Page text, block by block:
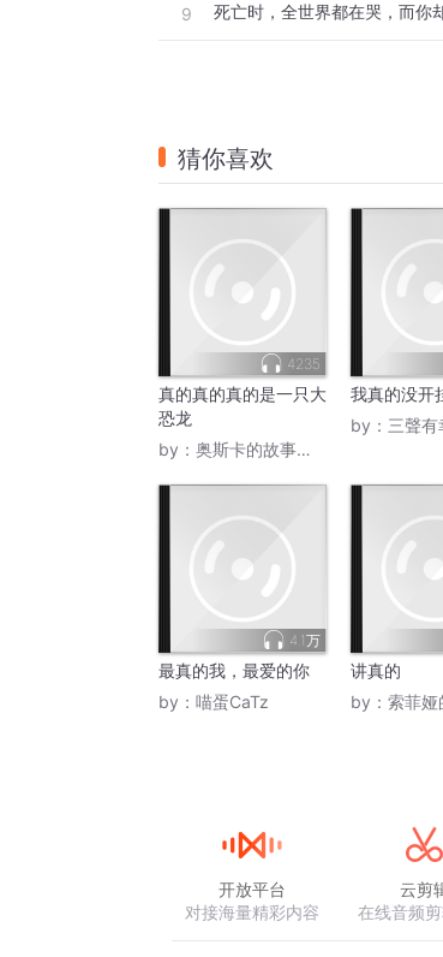
一切生命竟然从未开始过，
事实居然如此简单，
9 死亡时，全世界都在哭，而你
猜你喜欢
4235
真的真的真的是一只大
恐龙
by： 奥斯卡的故事城堡
我真的没开
by： 三聲有
4.1万
最真的我，最爱的你
by： 喵蛋CaTz
讲真的
by： 索菲娅的
开放平台
对接海量精彩内容
云剪
在线音频